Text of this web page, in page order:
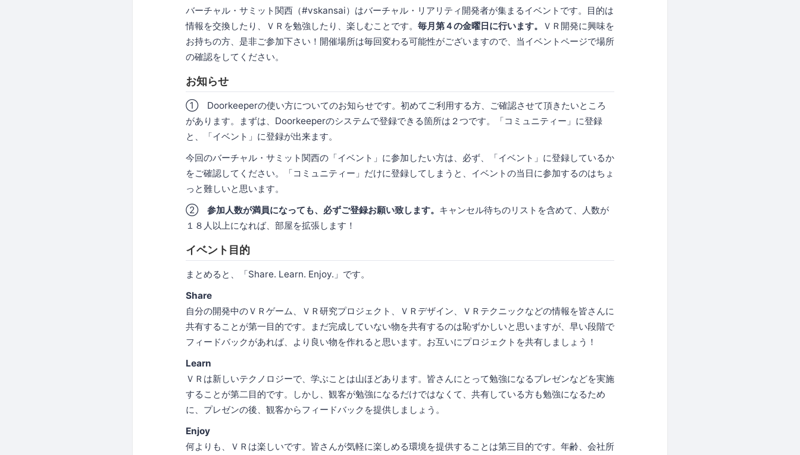
バーチャル・サミット関西（#vskansai）はバーチャル・リアリティ開発者が集まるイベントです。目的は
情報を交換したり、ＶＲを勉強したり、楽しむことです。 毎月第４の金曜日に行います。
ＶＲ開発に興味を
お持ちの方、是非ご参加下さい！開催場所は毎回変わる可能性がございますので、当イベントページで場所
の確認をしてください。
お知らせ
① Doorkeeperの使い方についてのお知らせです。初めてご利用する方、ご確認させて頂きたいところ
があります。まずは、Doorkeeperのシステムで登録できる箇所は２つです。「コミュニティー」に登録
と、「イベント」に登録が出来ます。
今回のバーチャル・サミット関西の「イベント」に参加したい方は、必ず、「イベント」に登録しているか
をご確認してください。「コミュニティー」だけに登録してしまうと、イベントの当日に参加するのはちょ
っと難しいと思います。
② 参加人数が満員になっても、必ずご登録お願い致します。 キャンセル待ちのリストを含めて、人数が
１８人以上になれば、部屋を拡張します！
イベント目的
まとめると、「Share. Learn. Enjoy.」です。
Share
自分の開発中のＶＲゲーム、ＶＲ研究プロジェクト、ＶＲデザイン、ＶＲテクニックなどの情報を皆さんに
共有することが第一目的です。まだ完成していない物を共有するのは恥ずかしいと思いますが、早い段階で
フィードバックがあれば、より良い物を作れると思います。お互いにプロジェクトを共有しましょう！
Learn
ＶＲは新しいテクノロジーで、学ぶことは山ほどあります。皆さんにとって勉強になるプレゼンなどを実施
することが第二目的です。しかし、観客が勉強になるだけではなくて、共有している方も勉強になるため
に、プレゼンの後、観客からフィードバックを提供しましょう。
Enjoy
何よりも、ＶＲは楽しいです。皆さんが気軽に楽しめる環境を提供することは第三目的です。年齢、会社所